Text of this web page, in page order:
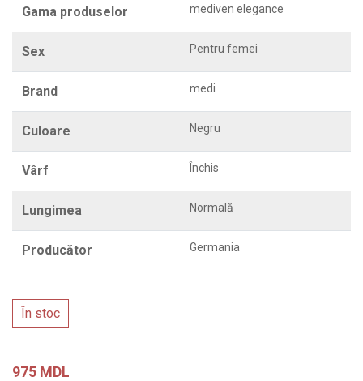
Gama produselor mediven elegance
Sex Pentru femei
Brand medi
Culoare Negru
Vârf Închis
Lungimea Normală
Producător Germania
În stoc
975 MDL